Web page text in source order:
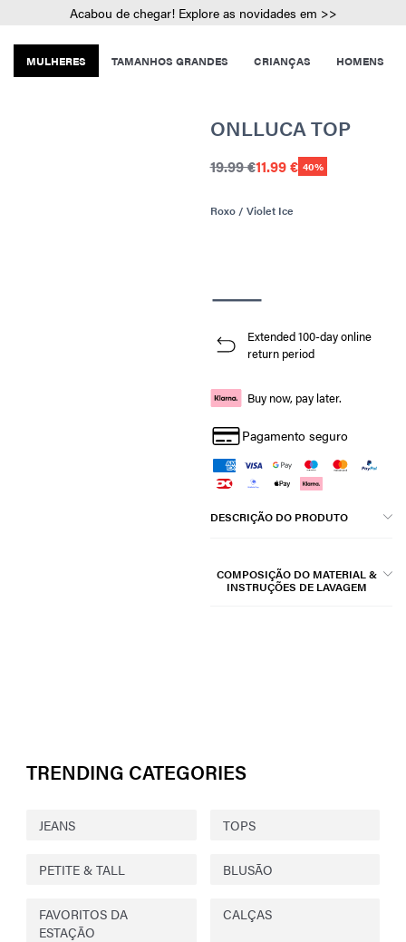
Acabou de chegar! Explore as novidades em >>
MULHERES TAMANHOS GRANDES CRIANÇAS HOMENS
ONLLUCA TOP
19.99 €11.99 € 40%
Roxo / Violet Ice
Extended 100-day online
return period
Buy now, pay later.
Pagamento seguro
DESCRIÇÃO DO PRODUTO
COMPOSIÇÃO DO MATERIAL &
INSTRUÇÕES DE LAVAGEM
TRENDING CATEGORIES
JEANS TOPS
PETITE & TALL BLUSÃO
FAVORITOS DA
ESTAÇÃO
CALÇAS